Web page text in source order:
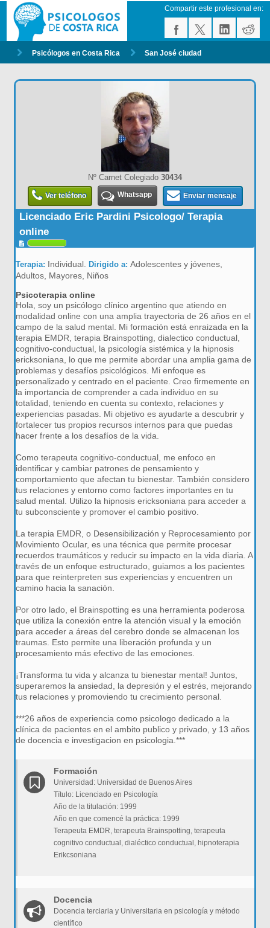
Compartir este profesional en:
Psicólogos en Costa Rica San José ciudad
Nº Carnet Colegiado 30434
Ver teléfono Whatsapp Enviar mensaje
Licenciado Eric Pardini Psicologo/ Terapia
online
Terapia: Individual.Dirigido a:Adolescentes y jóvenes,
Adultos, Mayores, Niños
Psicoterapia online
Hola, soy un psicólogo clínico argentino que atiendo en
modalidad online con una amplia trayectoria de 26 años en el
campo de la salud mental. Mi formación está enraizada en la
terapia EMDR, terapia Brainspotting, dialectico conductual,
cognitivo-conductual, la psicología sistémica y la hipnosis
ericksoniana, lo que me permite abordar una amplia gama de
problemas y desafíos psicológicos. Mi enfoque es
personalizado y centrado en el paciente. Creo firmemente en
la importancia de comprender a cada individuo en su
totalidad, teniendo en cuenta su contexto, relaciones y
experiencias pasadas. Mi objetivo es ayudarte a descubrir y
fortalecer tus propios recursos internos para que puedas
hacer frente a los desafíos de la vida.
Como terapeuta cognitivo-conductual, me enfoco en
identificar y cambiar patrones de pensamiento y
comportamiento que afectan tu bienestar. También considero
tus relaciones y entorno como factores importantes en tu
salud mental. Utilizo la hipnosis ericksoniana para acceder a
tu subconsciente y promover el cambio positivo.
La terapia EMDR, o Desensibilización y Reprocesamiento por
Movimiento Ocular, es una técnica que permite procesar
recuerdos traumáticos y reducir su impacto en la vida diaria. A
través de un enfoque estructurado, guiamos a los pacientes
para que reinterpreten sus experiencias y encuentren un
camino hacia la sanación.
Por otro lado, el Brainspotting es una herramienta poderosa
que utiliza la conexión entre la atención visual y la emoción
para acceder a áreas del cerebro donde se almacenan los
traumas. Esto permite una liberación profunda y un
procesamiento más efectivo de las emociones.
¡Transforma tu vida y alcanza tu bienestar mental! Juntos,
superaremos la ansiedad, la depresión y el estrés, mejorando
tus relaciones y promoviendo tu crecimiento personal.
***26 años de experiencia como psicologo dedicado a la
clínica de pacientes en el ambito publico y privado, y 13 años
de docencia e investigacion en psicologia.***
Formación
Universidad: Universidad de Buenos Aires
Título: Licenciado en Psicología
Año de la titulación: 1999
Año en que comencé la práctica: 1999
Terapeuta EMDR, terapeuta Brainspotting, terapeuta
cognitivo conductual, dialéctico conductual, hipnoterapia
Erikcsoniana
Docencia
Docencia terciaria y Universitaria en psicología y método
científico